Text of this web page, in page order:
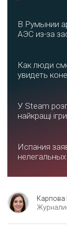
В Румынии
АЭС из-за
Как люди
увидеть
У Steam
найкращі
Испания
Карпова